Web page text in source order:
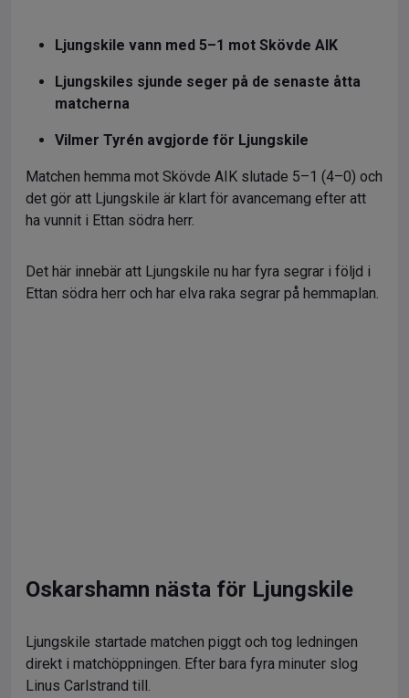
Ljungskile vann med 5–1 mot Skövde AIK
Ljungskiles sjunde seger på de senaste åtta
matcherna
Vilmer Tyrén avgjorde för Ljungskile
Matchen hemma mot Skövde AIK slutade 5–1 (4–0) och
det gör att Ljungskile är klart för avancemang efter att
ha vunnit i Ettan södra herr.
Det här innebär att Ljungskile nu har fyra segrar i följd i
Ettan södra herr och har elva raka segrar på hemmaplan.
Oskarshamn nästa för Ljungskile
Ljungskile startade matchen piggt och tog ledningen
direkt i matchöppningen. Efter bara fyra minuter slog
Linus Carlstrand till.